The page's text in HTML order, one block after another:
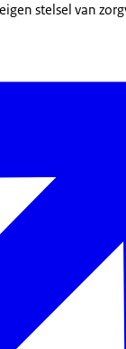
stelsel van